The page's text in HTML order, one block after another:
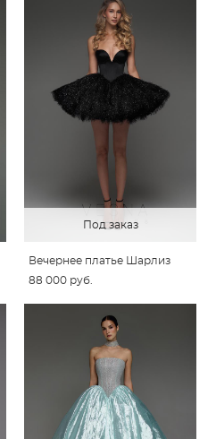
Под заказ
Вечернее платье Шарлиз
88 000 pуб.